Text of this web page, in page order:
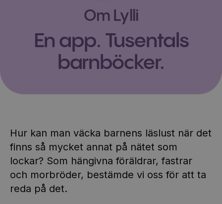
Om Lylli
En app. Tusentals
barnböcker.
Hur kan man väcka barnens läslust när det
finns så mycket annat på nätet som
lockar? Som hängivna föräldrar, fastrar
och morbröder, bestämde vi oss för att ta
reda på det.